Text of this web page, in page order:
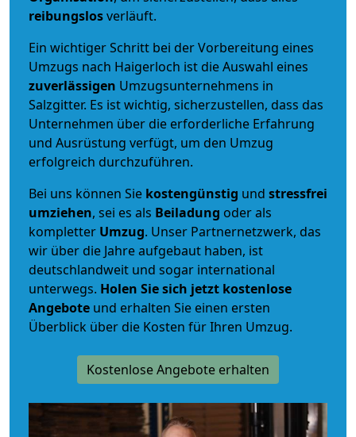
reibungslosverläuft.
Ein wichtiger Schritt bei der Vorbereitung eines
Umzugs nach Haigerloch ist die Auswahl eines
zuverlässigen Umzugsunternehmens in
Salzgitter. Es ist wichtig, sicherzustellen, dass das
Unternehmen über die erforderliche Erfahrung
und Ausrüstung verfügt, um den Umzug
erfolgreich durchzuführen.
Bei uns können Sie kostengünstig und stressfrei
umziehen, sei es als Beiladung oder als
kompletter Umzug. Unser Partnernetzwerk, das
wir über die Jahre aufgebaut haben, ist
deutschlandweit und sogar international
unterwegs. Holen Sie sich jetzt kostenlose
Angebote und erhalten Sie einen ersten
Überblick über die Kosten für Ihren Umzug.
Kostenlose Angebote erhalten